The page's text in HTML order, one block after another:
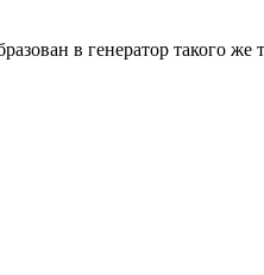
в генератор такого же